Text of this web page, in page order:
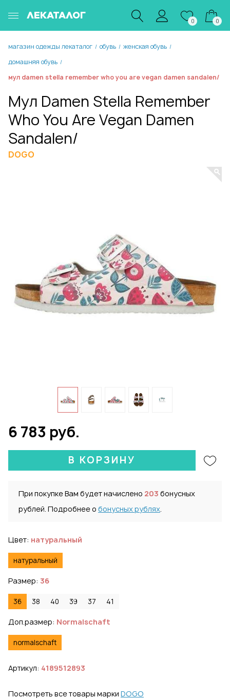
ЛЕКАТАЛОГ
0 0
магазин одежды лекаталог / обувь / женская обувь /
домашняя обувь /
мул damen stella remember who you are vegan damen sandalen/
Мул Damen Stella Remember
Who You Are Vegan Damen
Sandalen/
DOGO
6 783 руб.
В КОРЗИНУ
При покупке Вам будет начислено 203 бонусных
рублей. Подробнее о бонусных рублях.
Цвет: натуральный
натуральный
Размер: 36
36 38 40 39 37 41
Доп.размер: Normalschaft
normalschaft
Артикул: 4189512893
Посмотреть все товары марки DOGO